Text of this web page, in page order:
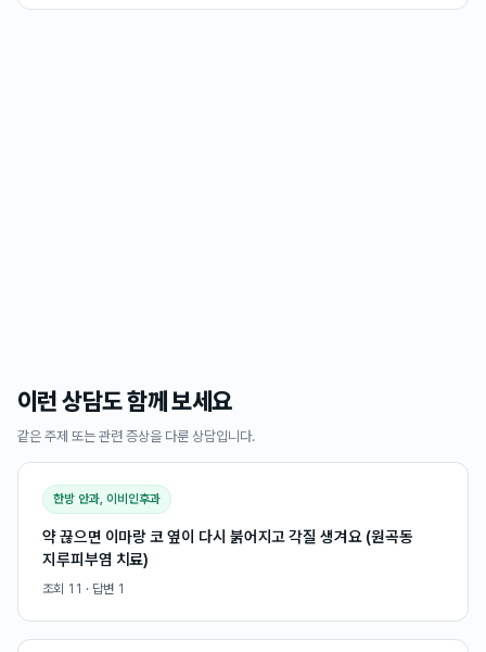
이런 상담도 함께 보세요
같은 주제 또는 관련 증상을 다룬 상담입니다.
한방 안과, 이비인후과
약 끊으면 이마랑 코 옆이 다시 붉어지고 각질 생겨요 (원곡동
지루피부염 치료)
조회 11 · 답변 1